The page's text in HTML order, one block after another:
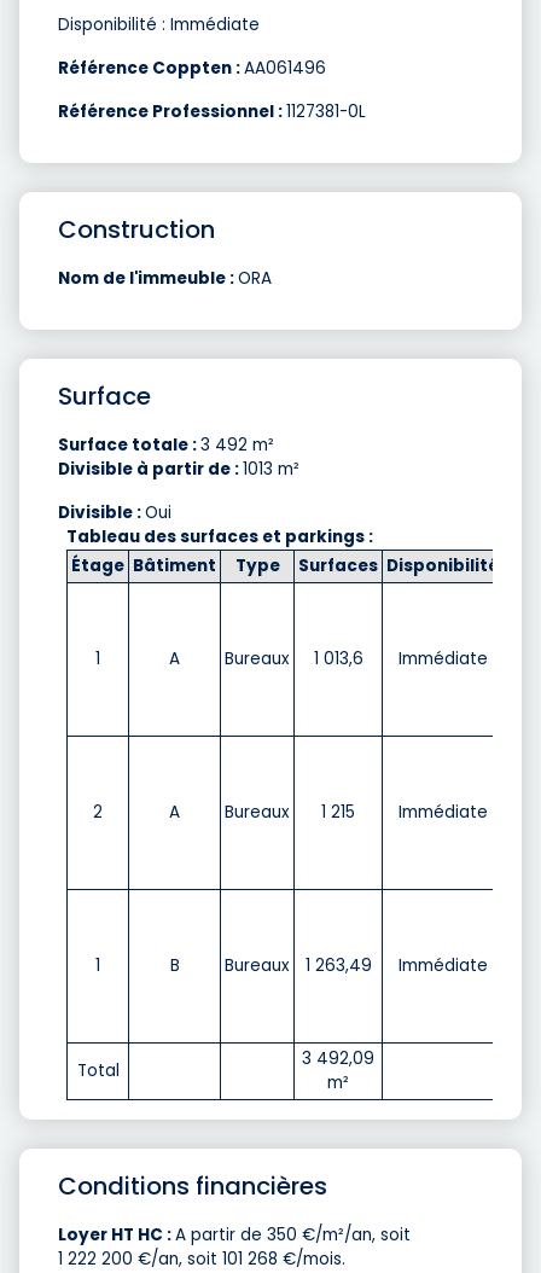
Disponibilité : Immédiate
Référence Coppten :AA061496
Référence Professionnel :1127381-0L
Construction
Nom de l'immeuble :ORA
Surface
Surface totale :3 492 m²
Divisible à partir de :1013 m²
Divisible :Oui
Tableau des surfaces et parkings :
Étage Bâtiment Type Surfaces Disponibilité
1 A Bureaux 1 013,6 Immédiate
2 A Bureaux 1 215 Immédiate
1 B Bureaux 1 263,49 Immédiate
Total
3 492,09
m²
Conditions financières
Loyer HT HC :A partir de 350 €/m²/an, soit
1 222 200 €/an, soit 101 268 €/mois.